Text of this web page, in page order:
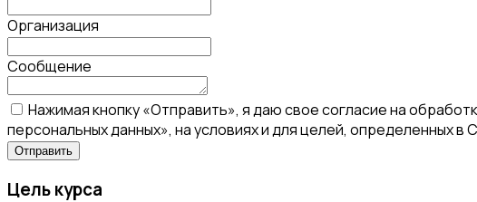
Организация
Сообщение
Нажимая кнопку «Отправить», я даю свое согласие на
персональных данных», на условиях и для целей, определенных в
Цель курса